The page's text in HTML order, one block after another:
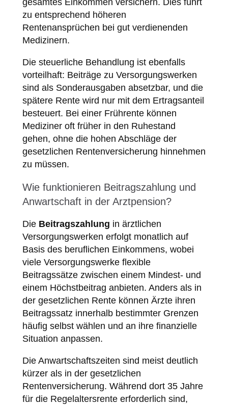
gesamtes Einkommen versichern. Dies führt
zu entsprechend höheren
Rentenansprüchen bei gut verdienenden
Medizinern.
Die steuerliche Behandlung ist ebenfalls
vorteilhaft: Beiträge zu Versorgungswerken
sind als Sonderausgaben absetzbar, und die
spätere Rente wird nur mit dem Ertragsanteil
besteuert. Bei einer Frührente können
Mediziner oft früher in den Ruhestand
gehen, ohne die hohen Abschläge der
gesetzlichen Rentenversicherung hinnehmen
zu müssen.
Wie funktionieren Beitragszahlung und
Anwartschaft in der Arztpension?
Die Beitragszahlung in ärztlichen
Versorgungswerken erfolgt monatlich auf
Basis des beruflichen Einkommens, wobei
viele Versorgungswerke flexible
Beitragssätze zwischen einem Mindest- und
einem Höchstbeitrag anbieten. Anders als in
der gesetzlichen Rente können Ärzte ihren
Beitragssatz innerhalb bestimmter Grenzen
häufig selbst wählen und an ihre finanzielle
Situation anpassen.
Die Anwartschaftszeiten sind meist deutlich
kürzer als in der gesetzlichen
Rentenversicherung. Während dort 35 Jahre
für die Regelaltersrente erforderlich sind,